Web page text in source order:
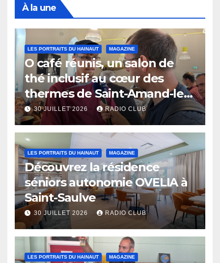
À la une
LES PORTRAITS DU HAINAUT MAGAZINE
O café réunis, un salon de
thé inclusif au cœur des
thermes de Saint-Amand-les-
Eaux
30 JUILLET 2026 RADIO CLUB
LES PORTRAITS DU HAINAUT MAGAZINE
Découvrez la résidence
séniors autonomie OVELIA à
Saint-Saulve
30 JUILLET 2026 RADIO CLUB
LES PORTRAITS DU HAINAUT MAGAZINE